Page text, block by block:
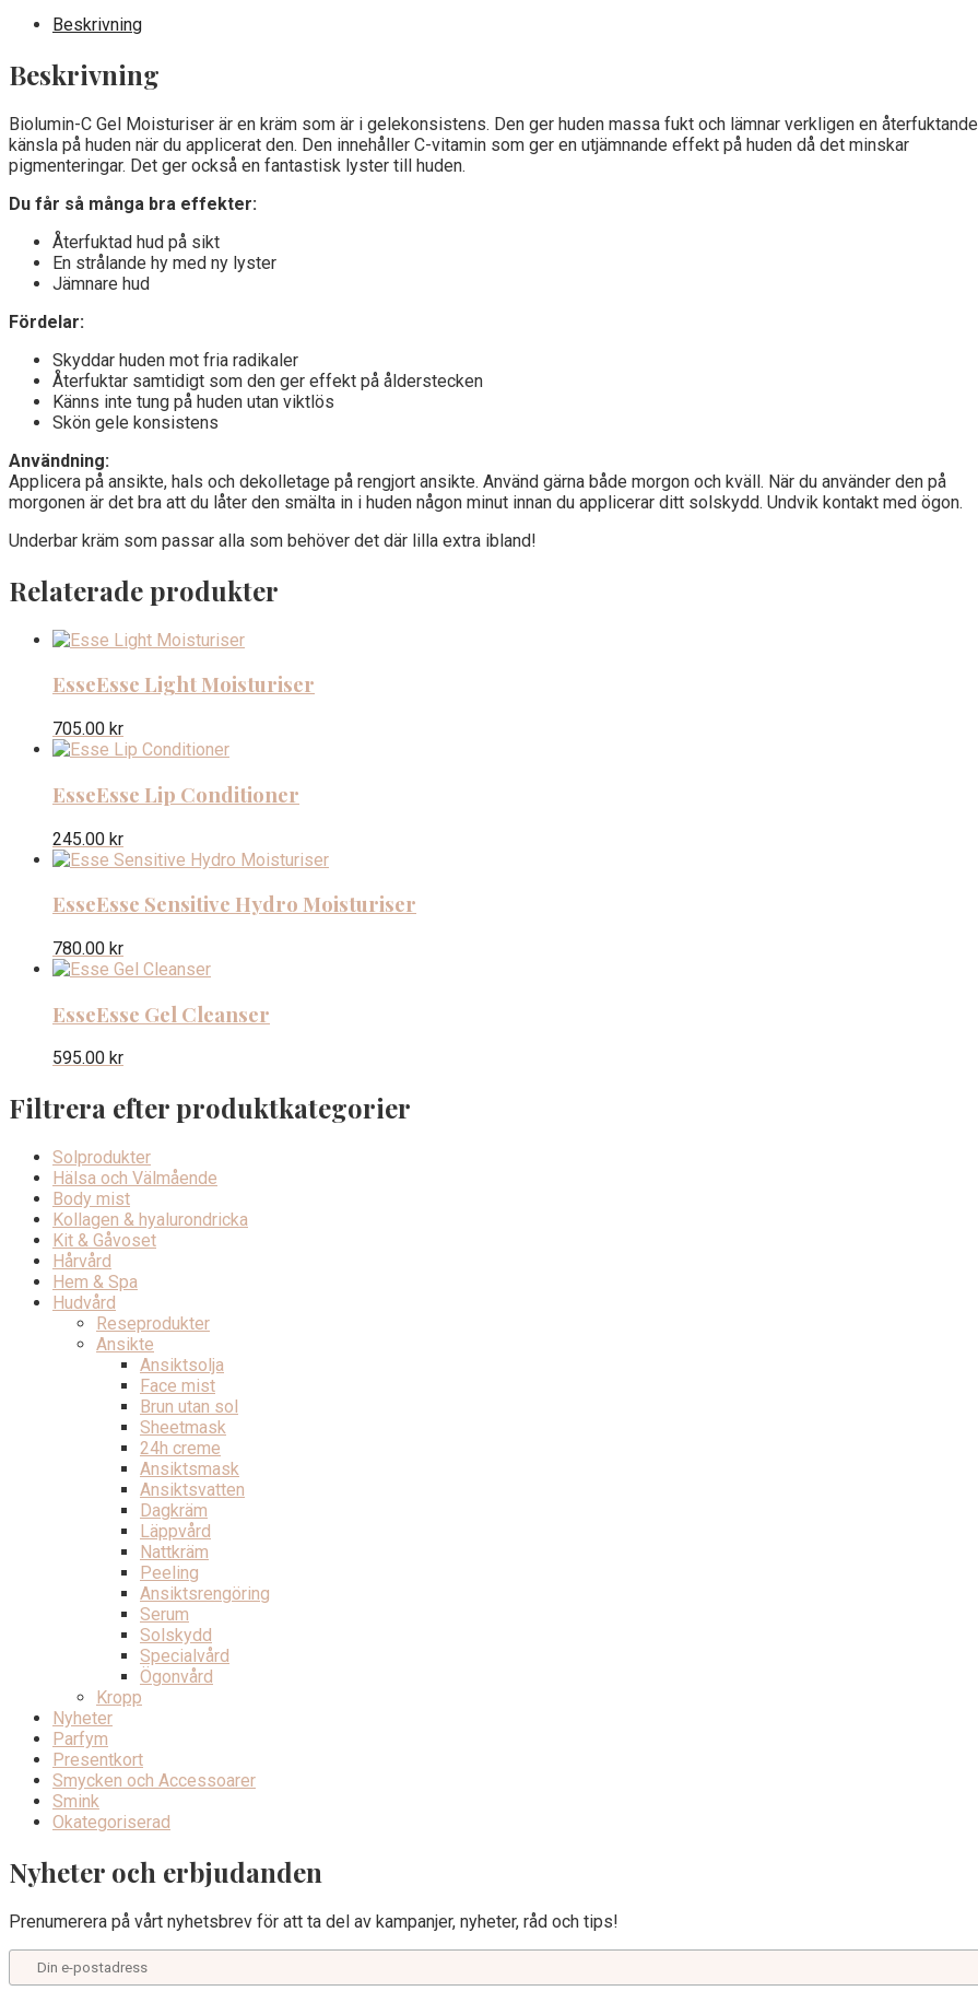
Beskrivning
Beskrivning
Biolumin-C Gel Moisturiser är en kräm som är i gelekonsistens. Den ger huden massa fukt och lämnar verkligen en återfuktande
känsla på huden när du applicerat den. Den innehåller C-vitamin som ger en utjämnande effekt på huden då det minskar
pigmenteringar. Det ger också en fantastisk lyster till huden.
Du får så många bra effekter:
Återfuktad hud på sikt
En strålande hy med ny lyster
Jämnare hud
Fördelar:
Skyddar huden mot fria radikaler
Återfuktar samtidigt som den ger effekt på ålderstecken
Känns inte tung på huden utan viktlös
Skön gele konsistens
Användning:
Applicera på ansikte, hals och dekolletage på rengjort ansikte. Använd gärna både morgon och kväll. När du använder den på
morgonen är det bra att du låter den smälta in i huden någon minut innan du applicerar ditt solskydd. Undvik kontakt med ögon.
Underbar kräm som passar alla som behöver det där lilla extra ibland!
Relaterade produkter
EsseEsse Light Moisturiser
705.00 kr
EsseEsse Lip Conditioner
245.00 kr
EsseEsse Sensitive Hydro Moisturiser
780.00 kr
EsseEsse Gel Cleanser
595.00 kr
Filtrera efter produktkategorier
Solprodukter
Hälsa och Välmående
Body mist
Kollagen & hyalurondricka
Kit & Gåvoset
Hårvård
Hem & Spa
Hudvård
Reseprodukter
Ansikte
Ansiktsolja
Face mist
Brun utan sol
Sheetmask
24h creme
Ansiktsmask
Ansiktsvatten
Dagkräm
Läppvård
Nattkräm
Peeling
Ansiktsrengöring
Serum
Solskydd
Specialvård
Ögonvård
Kropp
Nyheter
Parfym
Presentkort
Smycken och Accessoarer
Smink
Okategoriserad
Nyheter och erbjudanden
Prenumerera på vårt nyhetsbrev för att ta del av kampanjer, nyheter, råd och tips!